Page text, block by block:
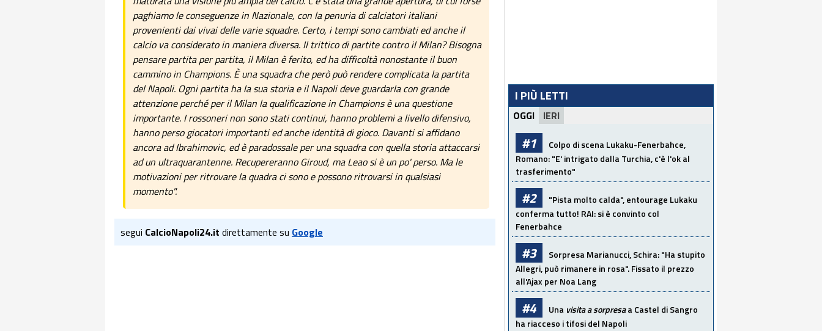
paghiamo le conseguenze in Nazionale, con la penuria di calciatori italiani
provenienti dai vivai delle varie squadre. Certo, i tempi sono cambiati ed anche il
calcio va considerato in maniera diversa. Il trittico di partite contro il Milan? Bisogna
pensare partita per partita, il Milan è ferito, ed ha difficoltà nonostante il buon
cammino in Champions. È una squadra che però può rendere complicata la partita
del Napoli. Ogni partita ha la sua storia e il Napoli deve guardarla con grande
attenzione perché per il Milan la qualificazione in Champions è una questione
importante. I rossoneri non sono stati continui, hanno problemi a livello difensivo,
hanno perso giocatori importanti ed anche identità di gioco. Davanti si affidano
ancora ad Ibrahimovic, ed è paradossale per una squadra con quella storia attaccarsi
ad un ultraquarantenne. Recupereranno Giroud, ma Leao si è un po' perso. Ma le
motivazioni per ritrovare la quadra ci sono e possono ritrovarsi in qualsiasi
momento".
segui CalcioNapoli24.it direttamente su Google
I PIÙ LETTI
OGGI IERI
#1
Colpo di scena Lukaku-Fenerbahce,
Romano: "E' intrigato dalla Turchia, c'è l'ok al
trasferimento"
#2
"Pista molto calda", entourage Lukaku
conferma tutto! RAI: si è convinto col
Fenerbahce
#3
Sorpresa Marianucci, Schira: "Ha stupito
Allegri, può rimanere in rosa". Fissato il prezzo
all'Ajax per Noa Lang
#4 Una visita a sorpresaa Castel di Sangro
ha riacceso i tifosi del Napoli